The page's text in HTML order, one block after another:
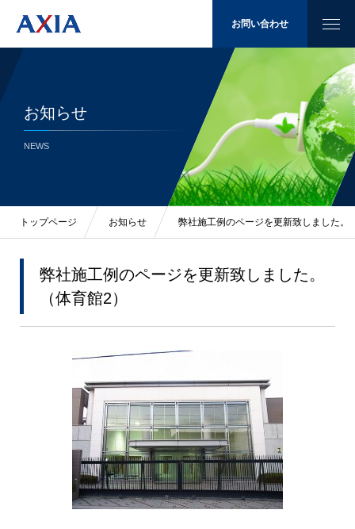
お問い合わせ
お知らせ
NEWS
トップページ お知らせ 弊社施工例のページを更新致しました。
弊社施工例のページを更新致しました。
（体育館2）
太陽光発電
LED照明
会社概要